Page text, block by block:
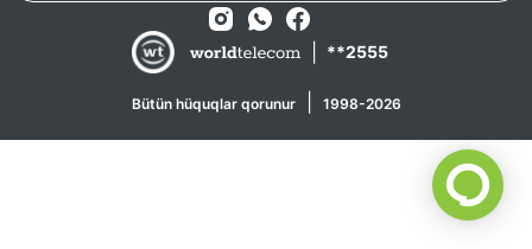
**2555
Bütün hüquqlar qorunur 1998-2026